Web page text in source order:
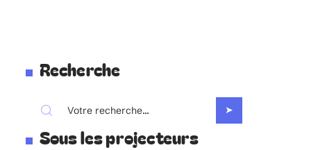
Recherche
Sous les projecteurs